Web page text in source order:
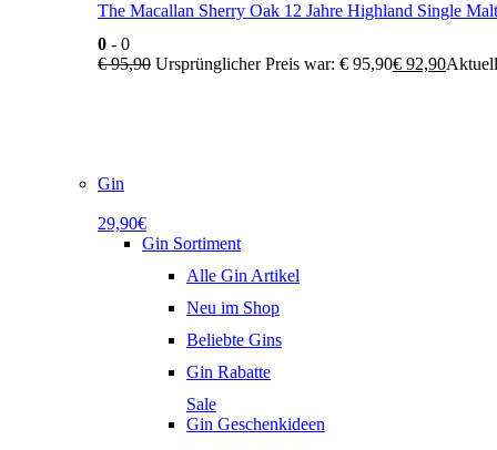
The Macallan Sherry Oak 12 Jahre Highland Single
0 - 0
€95,90 Ursprünglicher Preis war: € 95,90€ 92,90
Gin
29,90€
Gin Sortiment
Alle Gin Artikel
Neu im Shop
Beliebte Gins
Gin Rabatte
Sale
Gin Geschenkideen